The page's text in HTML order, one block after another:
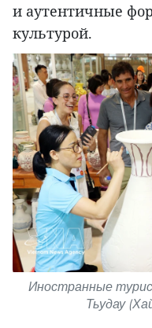
и аутентичные
культурой.
Иностранные
Тьудау